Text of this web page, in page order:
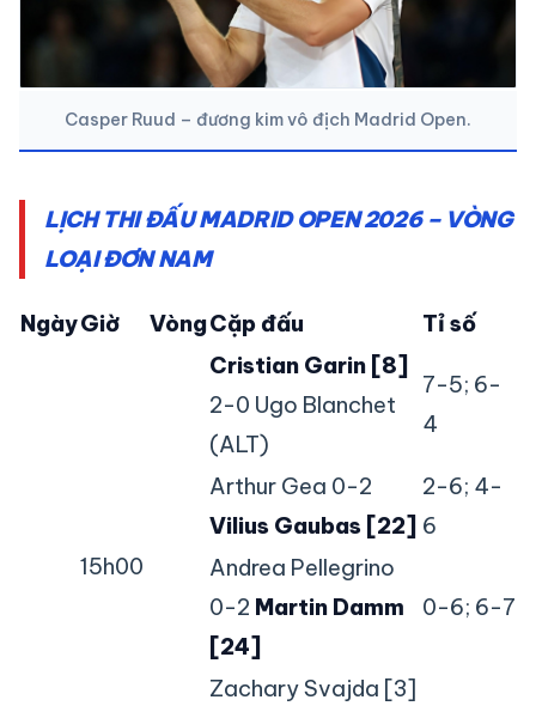
Casper Ruud – đương kim vô địch Madrid Open.
LỊCH THI ĐẤU MADRID OPEN 2026 – VÒNG
LOẠI ĐƠN NAM
NgàyGiờ VòngCặp đấu Tỉ số
15h00
Cristian Garin [8]
2-0 Ugo Blanchet
(ALT)
7-5; 6-
4
Arthur Gea 0-2
Vilius Gaubas [22]
2-6; 4-
6
Andrea Pellegrino
0-2 Martin Damm
[24]
0-6; 6-7
Zachary Svajda [3]